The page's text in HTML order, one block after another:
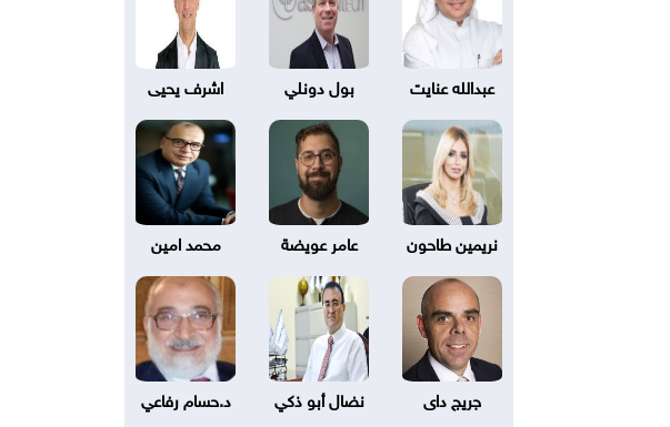
عبدالله عنايت بول دونلي اشرف يحيى
نريمين طاحون عامر عويضة محمد امين
جريج داى نضال أبو ذكي د.حسام رفاعي